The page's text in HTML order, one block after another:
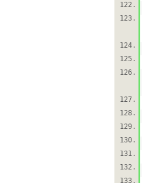
122.
123.
124.
125.
126.
127.
128.
129.
130.
131.
132.
133.